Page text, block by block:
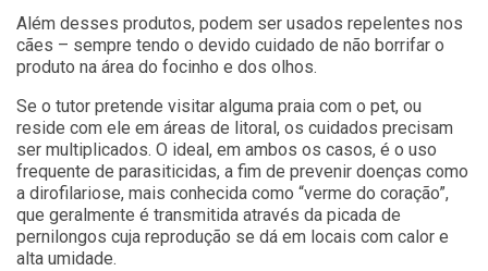
Além desses produtos, podem ser usados repelentes nos
cães – sempre tendo o devido cuidado de não borrifar o
produto na área do focinho e dos olhos.
Se o tutor pretende visitar alguma praia com o pet, ou
reside com ele em áreas de litoral, os cuidados precisam
ser multiplicados. O ideal, em ambos os casos, é o uso
frequente de parasiticidas, a fim de prevenir doenças como
a dirofilariose, mais conhecida como “verme do coração”,
que geralmente é transmitida através da picada de
pernilongos cuja reprodução se dá em locais com calor e
alta umidade.